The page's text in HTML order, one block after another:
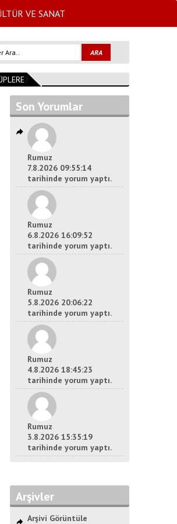
VE SANAT
UZANAN GURUR
Son Yorumlar
Rumuz
7.8.2026 09:55:14
tarihinde yorum yaptı.
Rumuz
6.8.2026 16:09:52
tarihinde yorum yaptı.
Rumuz
5.8.2026 20:06:22
tarihinde yorum yaptı.
Rumuz
4.8.2026 18:45:23
tarihinde yorum yaptı.
Rumuz
3.8.2026 15:35:19
tarihinde yorum yaptı.
Arşivler
Arşivi Görüntüle